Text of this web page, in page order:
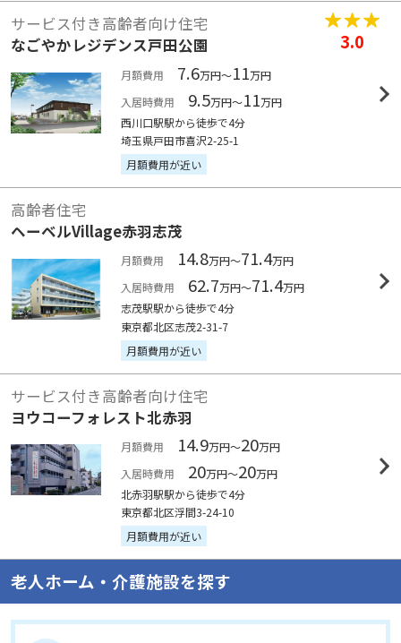
サービス付き高齢者向け住宅
なごやかレジデンス戸田公園
3.0
月額費用 7.6万円～11万円
入居時費用
9.5万円～11万円
西川口駅駅から徒歩で4分
埼玉県戸田市喜沢2-25-1
月額費用が近い
高齢者住宅
ヘーベルVillage赤羽志茂
月額費用 14.8万円～71.4万円
入居時費用
62.7万円～71.4万円
志茂駅駅から徒歩で4分
東京都北区志茂2-31-7
月額費用が近い
サービス付き高齢者向け住宅
ヨウコーフォレスト北赤羽
月額費用 14.9万円～20万円
入居時費用
20万円～20万円
北赤羽駅駅から徒歩で4分
東京都北区浮間3-24-10
月額費用が近い
老人ホーム・介護施設を探す